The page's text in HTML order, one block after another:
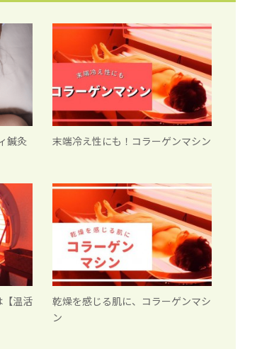
鍼灸
末端冷え性にも！コラーゲンマシン
【温活
乾燥を感じる肌に、コラーゲンマシ
ン